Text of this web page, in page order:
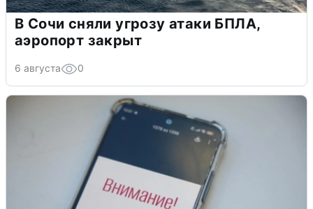
В Сочи сняли угрозу атаки БПЛА,
аэропорт закрыт
6 августа 0